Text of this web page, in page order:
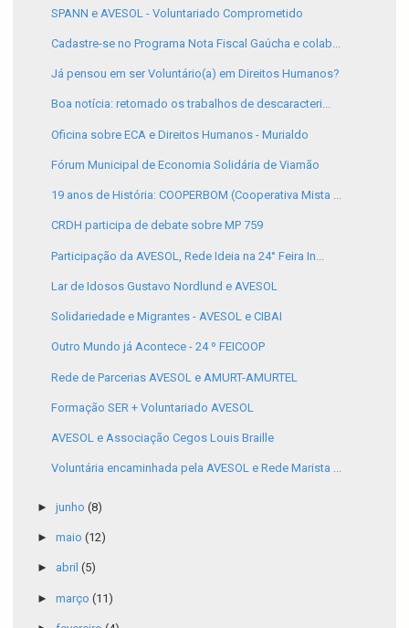
SPANN e AVESOL - Voluntariado Comprometido
Cadastre-se no Programa Nota Fiscal Gaúcha e colab...
Já pensou em ser Voluntário(a) em Direitos Humanos?
Boa notícia: retomado os trabalhos de descaracteri...
Oficina sobre ECA e Direitos Humanos - Murialdo
Fórum Municipal de Economia Solidária de Viamão
19 anos de História: COOPERBOM (Cooperativa Mista ...
CRDH participa de debate sobre MP 759
Participação da AVESOL, Rede Ideia na 24° Feira In...
Lar de Idosos Gustavo Nordlund e AVESOL
Solidariedade e Migrantes - AVESOL e CIBAI
Outro Mundo já Acontece - 24 º FEICOOP
Rede de Parcerias AVESOL e AMURT-AMURTEL
Formação SER + Voluntariado AVESOL
AVESOL e Associação Cegos Louis Braille
Voluntária encaminhada pela AVESOL e Rede Marista ...
► junho (8)
► maio (12)
► abril (5)
► março (11)